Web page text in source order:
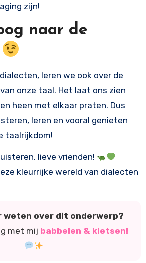
zijn!
naar de
leren we ook over de
onze taal. Het laat ons zien
heen met elkaar praten. Dus
leren en vooral genieten
taalrijkdom!
lieve vrienden!
kleurrijke wereld van dialecten
weten over dit onderwerp?
met mij babbelen & kletsen!